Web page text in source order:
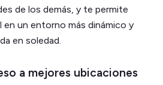
de los demás, y te permite
en un entorno más dinámico y
en soledad.
a mejores ubicaciones